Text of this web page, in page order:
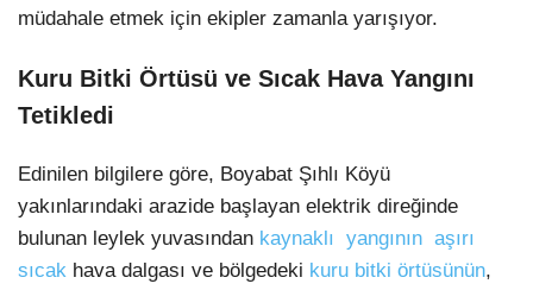
müdahale etmek için ekipler zamanla yarışıyor.
Kuru Bitki Örtüsü ve Sıcak Hava Yangını
Tetikledi
Edinilen bilgilere göre, Boyabat Şıhlı Köyü
yakınlarındaki arazide başlayan elektrik direğinde
bulunan leylek yuvasından kaynaklı yangının aşırı
sıcak hava dalgası ve bölgedeki kuru bitki örtüsünün,